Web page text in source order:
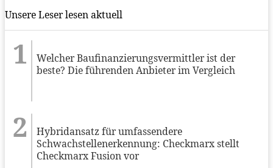
Unsere Leser lesen aktuell
Welcher Baufinanzierungsvermittler ist der
beste? Die führenden Anbieter im Vergleich
Hybridansatz für umfassendere
Schwachstellenerkennung: Checkmarx stellt
Checkmarx Fusion vor